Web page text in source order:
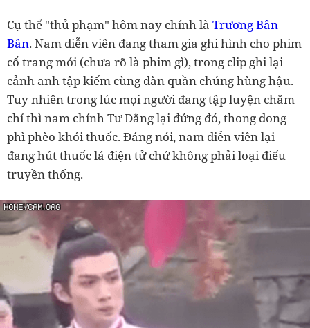
Cụ thể "thủ phạm" hôm nay chính là Trương Bân
Bân. Nam diễn viên đang tham gia ghi hình cho phim
cổ trang mới (chưa rõ là phim gì), trong clip ghi lại
cảnh anh tập kiếm cùng dàn quần chúng hùng hậu.
Tuy nhiên trong lúc mọi người đang tập luyện chăm
chỉ thì nam chính Tư Đằng lại đứng đó, thong dong
phì phèo khói thuốc. Đáng nói, nam diễn viên lại
đang hút thuốc lá điện tử chứ không phải loại điếu
truyền thống.